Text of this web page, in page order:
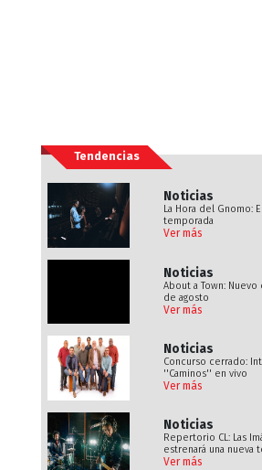
Tendencias
Noticias
La Hora del Gnomo:
temporada
Ver más
Noticias
About a Town:
de agosto
Ver más
Noticias
Concurso cerrado:
''Caminos'' en vivo
Ver más
Noticias
Repertorio CL: Las
estrenará una nueva
Ver más